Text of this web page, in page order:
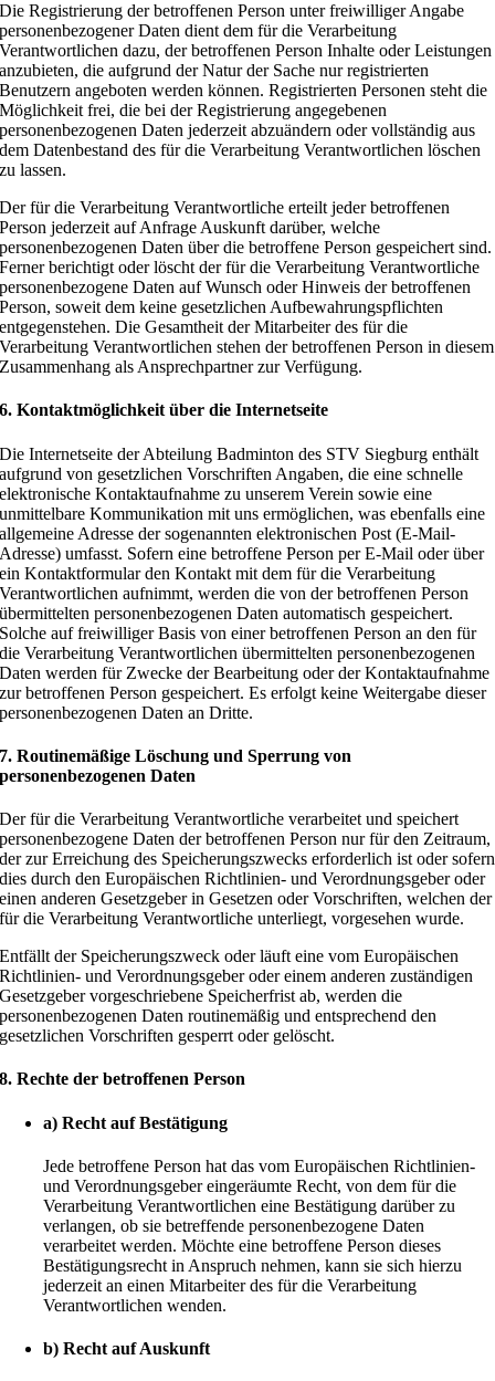
Die Registrierung der betroffenen Person unter freiwilliger Angabe
personenbezogener Daten dient dem für die Verarbeitung
Verantwortlichen dazu, der betroffenen Person Inhalte oder Leistungen
anzubieten, die aufgrund der Natur der Sache nur registrierten
Benutzern angeboten werden können. Registrierten Personen steht die
Möglichkeit frei, die bei der Registrierung angegebenen
personenbezogenen Daten jederzeit abzuändern oder vollständig aus
dem Datenbestand des für die Verarbeitung Verantwortlichen löschen
zu lassen.
Der für die Verarbeitung Verantwortliche erteilt jeder betroffenen
Person jederzeit auf Anfrage Auskunft darüber, welche
personenbezogenen Daten über die betroffene Person gespeichert sind.
Ferner berichtigt oder löscht der für die Verarbeitung Verantwortliche
personenbezogene Daten auf Wunsch oder Hinweis der betroffenen
Person, soweit dem keine gesetzlichen Aufbewahrungspflichten
entgegenstehen. Die Gesamtheit der Mitarbeiter des für die
Verarbeitung Verantwortlichen stehen der betroffenen Person in diesem
Zusammenhang als Ansprechpartner zur Verfügung.
6. Kontaktmöglichkeit über die Internetseite
Die Internetseite der Abteilung Badminton des STV Siegburg enthält
aufgrund von gesetzlichen Vorschriften Angaben, die eine schnelle
elektronische Kontaktaufnahme zu unserem Verein sowie eine
unmittelbare Kommunikation mit uns ermöglichen, was ebenfalls eine
allgemeine Adresse der sogenannten elektronischen Post (E-Mail-
Adresse) umfasst. Sofern eine betroffene Person per E-Mail oder über
ein Kontaktformular den Kontakt mit dem für die Verarbeitung
Verantwortlichen aufnimmt, werden die von der betroffenen Person
übermittelten personenbezogenen Daten automatisch gespeichert.
Solche auf freiwilliger Basis von einer betroffenen Person an den für
die Verarbeitung Verantwortlichen übermittelten personenbezogenen
Daten werden für Zwecke der Bearbeitung oder der Kontaktaufnahme
zur betroffenen Person gespeichert. Es erfolgt keine Weitergabe dieser
personenbezogenen Daten an Dritte.
7. Routinemäßige Löschung und Sperrung von
personenbezogenen Daten
Der für die Verarbeitung Verantwortliche verarbeitet und speichert
personenbezogene Daten der betroffenen Person nur für den Zeitraum,
der zur Erreichung des Speicherungszwecks erforderlich ist oder sofern
dies durch den Europäischen Richtlinien- und Verordnungsgeber oder
einen anderen Gesetzgeber in Gesetzen oder Vorschriften, welchen der
für die Verarbeitung Verantwortliche unterliegt, vorgesehen wurde.
Entfällt der Speicherungszweck oder läuft eine vom Europäischen
Richtlinien- und Verordnungsgeber oder einem anderen zuständigen
Gesetzgeber vorgeschriebene Speicherfrist ab, werden die
personenbezogenen Daten routinemäßig und entsprechend den
gesetzlichen Vorschriften gesperrt oder gelöscht.
8. Rechte der betroffenen Person
a) Recht auf Bestätigung
Jede betroffene Person hat das vom Europäischen Richtlinien-
und Verordnungsgeber eingeräumte Recht, von dem für die
Verarbeitung Verantwortlichen eine Bestätigung darüber zu
verlangen, ob sie betreffende personenbezogene Daten
verarbeitet werden. Möchte eine betroffene Person dieses
Bestätigungsrecht in Anspruch nehmen, kann sie sich hierzu
jederzeit an einen Mitarbeiter des für die Verarbeitung
Verantwortlichen wenden.
b) Recht auf Auskunft